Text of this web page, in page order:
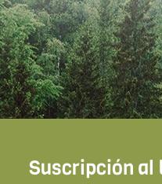
Suscripción